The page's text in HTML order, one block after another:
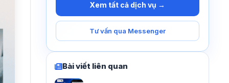
Xem tất cả dịch vụ →
Tư vấn qua Messenger
Bài viết liên quan